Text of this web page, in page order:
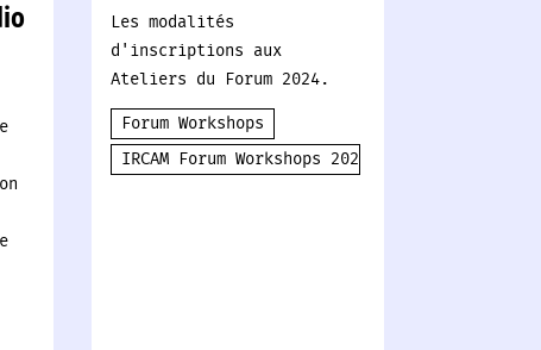
Les modalités
d'inscriptions aux
Ateliers du Forum 2024.
Forum Workshops
IRCAM Forum Workshops 2024